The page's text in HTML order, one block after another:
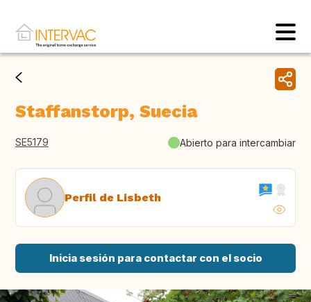
Staffanstorp, Suecia
SE5179 Abierto para intercambiar
Perfil de Lisbeth
Inicia sesión para contactar con el socio